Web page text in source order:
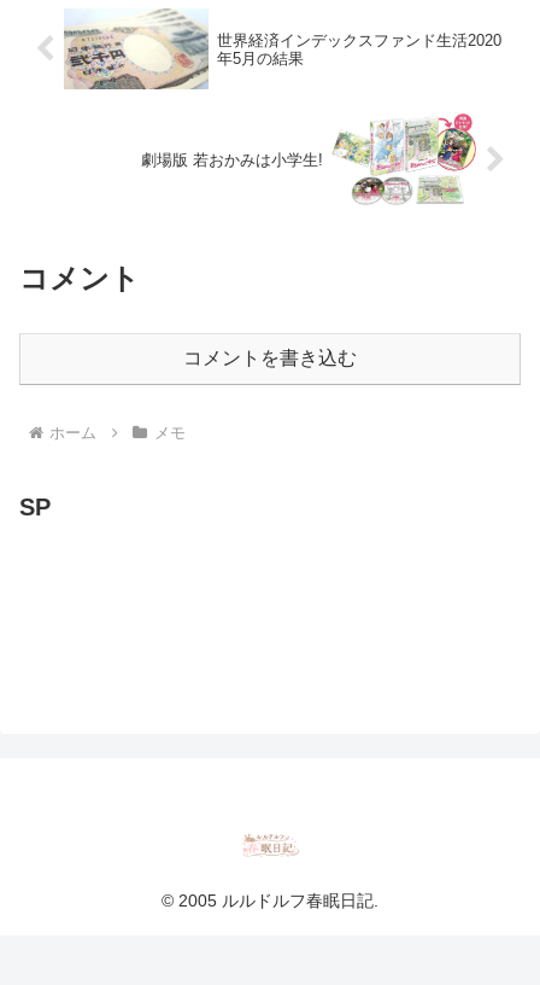
世界経済インデックスファンド生活2020
年5月の結果
劇場版 若おかみは小学生!
コメント
コメントを書き込む
ホーム メモ
SP
© 2005 ルルドルフ春眠日記.